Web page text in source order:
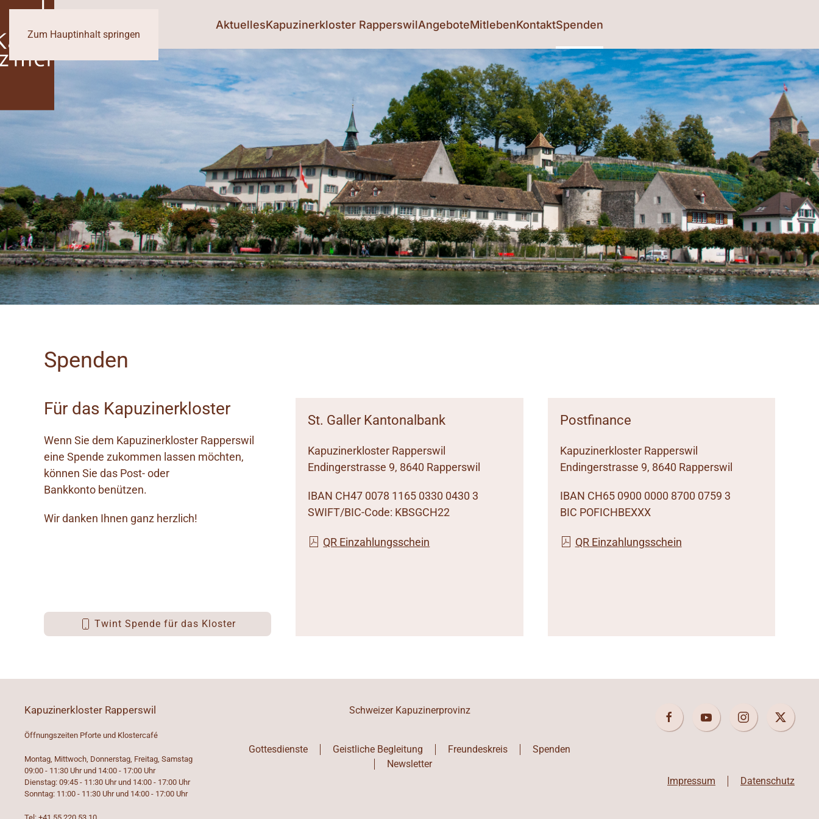
Zum Hauptinhalt springen
AktuellesKapuzinerkloster RapperswilAngeboteMitlebenKontaktSpenden
Spenden
Für das Kapuzinerkloster
Wenn Sie dem Kapuzinerkloster Rapperswil
eine Spende zukommen lassen möchten,
können Sie das Post- oder
Bankkonto benützen.
Wir danken Ihnen ganz herzlich!
Twint Spende für das Kloster
St. Galler Kantonalbank
Kapuzinerkloster Rapperswil
Endingerstrasse 9, 8640 Rapperswil
IBAN CH47 0078 1165 0330 0430 3
SWIFT/BIC-Code: KBSGCH22
QR Einzahlungsschein
Postfinance
Kapuzinerkloster Rapperswil
Endingerstrasse 9, 8640 Rapperswil
IBAN CH65 0900 0000 8700 0759 3
BIC POFICHBEXXX
QR Einzahlungsschein
Kapuzinerkloster Rapperswil
Öffnungszeiten Pforte und Klostercafé
Montag, Mittwoch, Donnerstag, Freitag, Samstag
09:00 - 11:30 Uhr und 14:00 - 17:00 Uhr
Dienstag: 09:45 - 11:30 Uhr und 14:00 - 17:00 Uhr
Sonntag: 11:00 - 11:30 Uhr und 14:00 - 17:00 Uhr
Schweizer Kapuzinerprovinz
Gottesdienste Geistliche Begleitung Freundeskreis
Spenden
Newsletter
Impressum
Datenschutz